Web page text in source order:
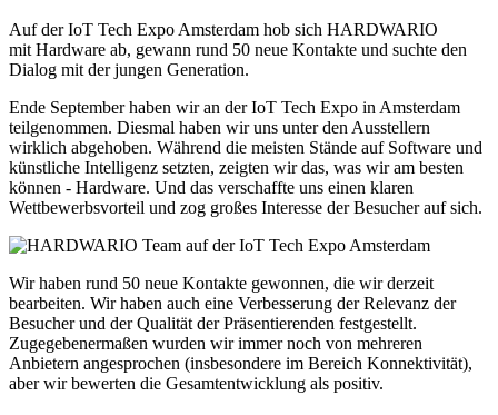
Auf der IoT Tech Expo Amsterdam hob sich HARDWARIO
mit Hardware ab, gewann rund 50 neue Kontakte und suchte den
Dialog mit der jungen Generation.
Ende September haben wir an der IoT Tech Expo in Amsterdam
teilgenommen. Diesmal haben wir uns unter den Ausstellern
wirklich abgehoben. Während die meisten Stände auf Software und
künstliche Intelligenz setzten, zeigten wir das, was wir am besten
können - Hardware. Und das verschaffte uns einen klaren
Wettbewerbsvorteil und zog großes Interesse der Besucher auf sich.
Wir haben rund 50 neue Kontakte gewonnen, die wir derzeit
bearbeiten. Wir haben auch eine Verbesserung der Relevanz der
Besucher und der Qualität der Präsentierenden festgestellt.
Zugegebenermaßen wurden wir immer noch von mehreren
Anbietern angesprochen (insbesondere im Bereich Konnektivität),
aber wir bewerten die Gesamtentwicklung als positiv.